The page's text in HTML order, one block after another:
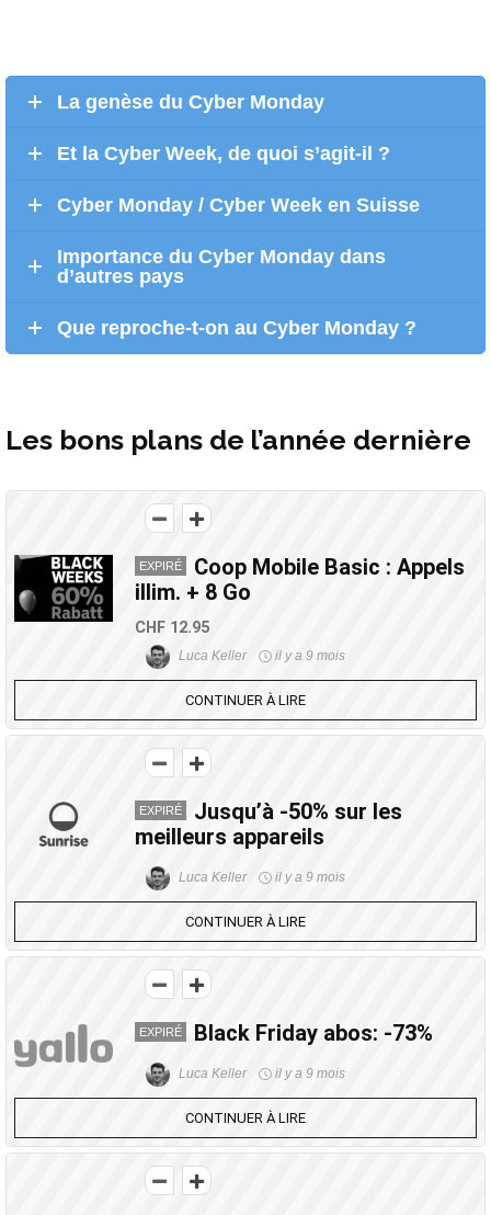
La genèse du Cyber Monday
Et la Cyber Week, de quoi s’agit-il ?
Cyber Monday / Cyber Week en Suisse
Importance du Cyber Monday dans
d’autres pays
Que reproche-t-on au Cyber Monday ?
Les bons plans de l’année dernière
EXPIRÉ
Coop Mobile Basic : Appels
illim. + 8 Go
CHF 12.95
Luca Keller il y a 9 mois
CONTINUER À LIRE
EXPIRÉ
Jusqu’à -50% sur les
meilleurs appareils
Luca Keller il y a 9 mois
CONTINUER À LIRE
EXPIRÉ Black Friday abos: -73%
Luca Keller il y a 9 mois
CONTINUER À LIRE